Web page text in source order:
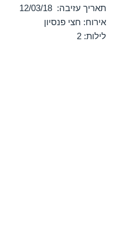
תאריך עזיבה: 12/03/18
אירוח: חצי פנסיון
לילות: 2